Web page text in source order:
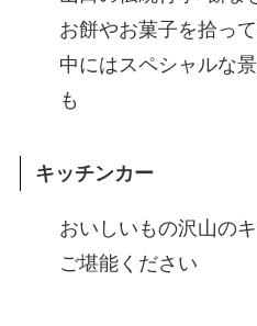
お餅やお菓子を拾っ
中にはスペシャルな
も
キッチンカー
おいしいもの沢山の
ご堪能ください